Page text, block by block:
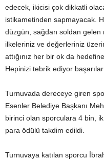
edecek, ikicisi çok dikkatli
istikametinden sapmayacak.
düzgün, sağdan soldan gelen
ilkeleriniz ve değerleriniz
attığınız her bir ok da
Hepinizi tebrik ediyor
Turnuvada dereceye giren
Esenler Belediye Başkanı
birinci olan sporculara 4 bin,
para ödülü takdim edildi.
Turnuvaya katılan sporcu